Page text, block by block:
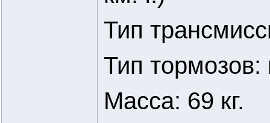
Тип
Тип
Масса: 69 кг.